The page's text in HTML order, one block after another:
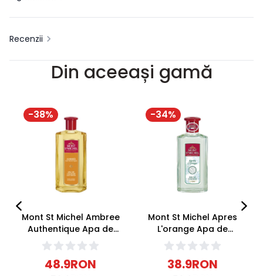
Recenzii
Din aceeași gamă
-38%
Mont St Michel Ambree
Authentique Apa de
colonie unisex 500ml
48.9RON
-34%
Mont St Michel Apres
L'orange Apa de
colonie unisex 250ml
38.9RON